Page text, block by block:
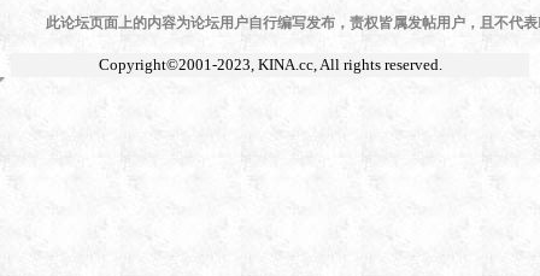
此论坛页面上的内容为论坛用户自行编写发布，责权皆属发帖用户，且不代
Copyright©2001-2023, KINA.cc, All rights reserved.